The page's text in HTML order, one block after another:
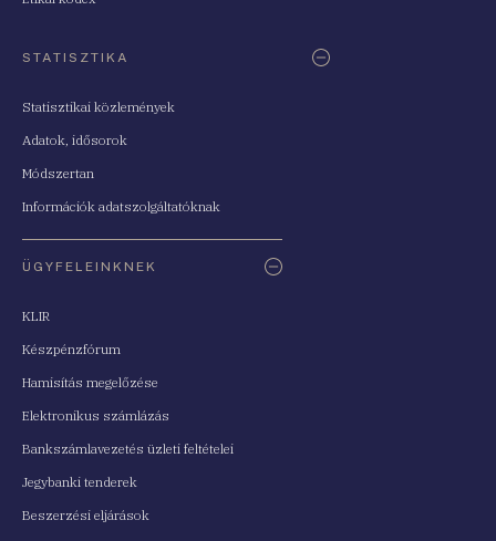
STATISZTIKA
Statisztikai közlemények
Adatok, idősorok
Módszertan
Információk adatszolgáltatóknak
ÜGYFELEINKNEK
KLIR
Készpénzfórum
Hamisítás megelőzése
Elektronikus számlázás
Bankszámlavezetés üzleti feltételei
Jegybanki tenderek
Beszerzési eljárások